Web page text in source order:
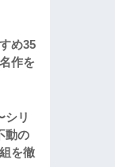
め35
作を
シリ
動の
を徹